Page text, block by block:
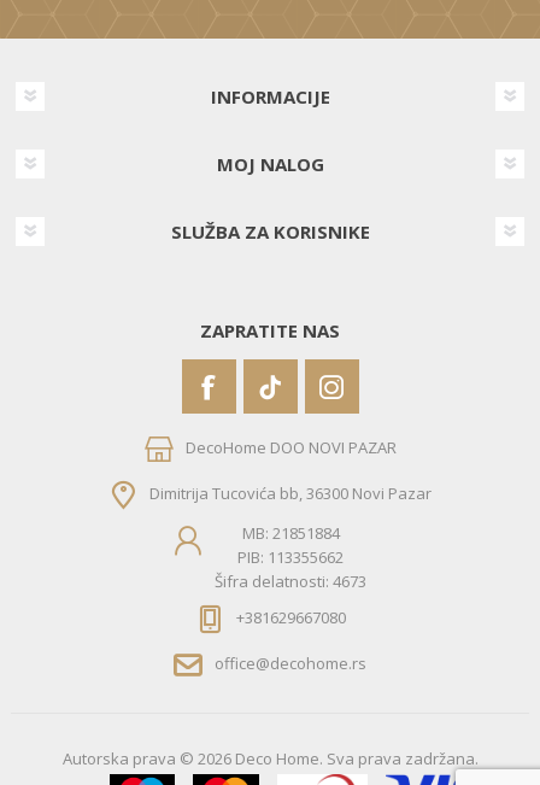
INFORMACIJE
MOJ NALOG
SLUŽBA ZA KORISNIKE
ZAPRATITE NAS
DecoHome DOO NOVI PAZAR
Dimitrija Tucovića bb, 36300 Novi Pazar
MB: 21851884
PIB: 113355662
Šifra delatnosti: 4673
+381629667080
office@decohome.rs
Autorska prava © 2026 Deco Home. Sva prava zadržana.